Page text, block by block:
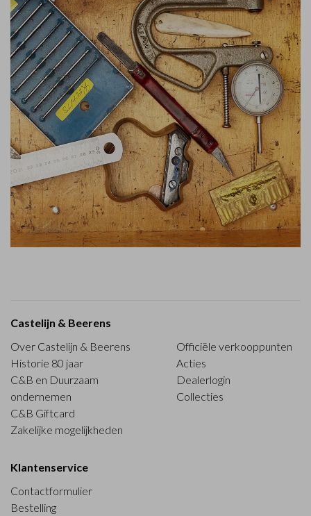
Castelijn & Beerens
Over Castelijn & Beerens
Historie 80 jaar
C&B en Duurzaam
ondernemen
C&B Giftcard
Zakelijke mogelijkheden
Officiële verkooppunten
Acties
Dealerlogin
Collecties
Klantenservice
Contactformulier
Bestelling